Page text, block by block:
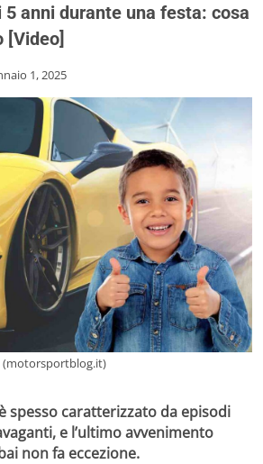
5 anni durante una festa: cosa
[Video]
1, 2025
(motorsportblog.it)
spesso caratterizzato da episodi
e l’ultimo avvenimento
non fa eccezione.